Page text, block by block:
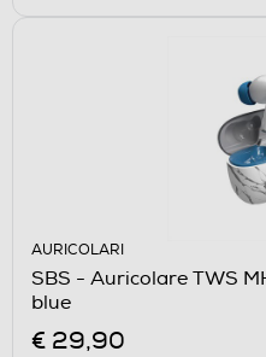
AURICOLARI
SBS - Auricolare TWS
blue
€ 29,90